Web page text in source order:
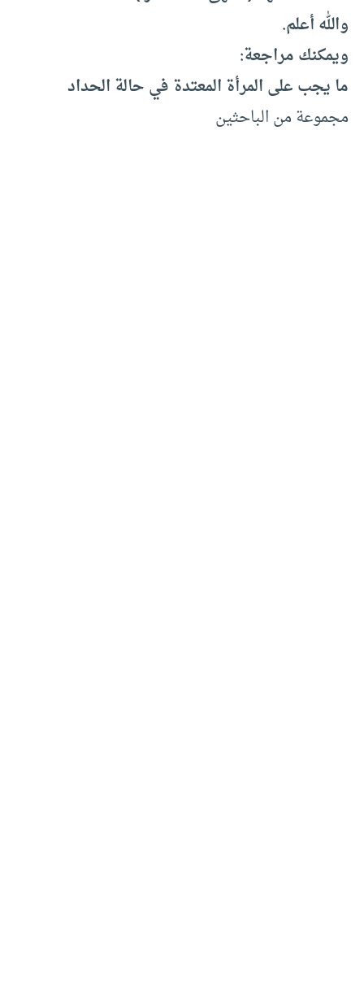
والله أعلم.
ويمكنك مراجعة:
ما يجب على المرأة المعتدة في حالة الحداد
مجموعة من الباحثين